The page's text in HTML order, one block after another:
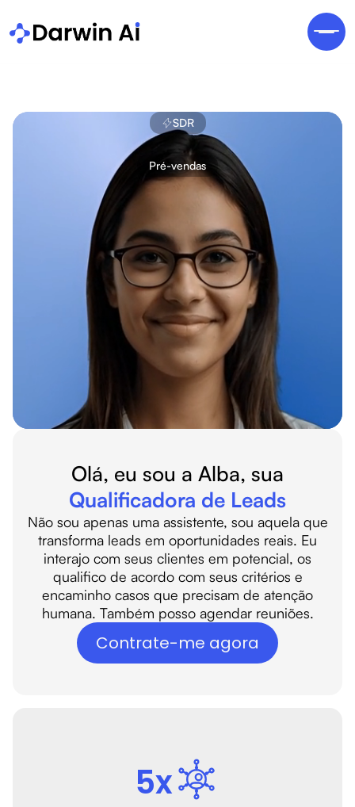
Pré-vendas
SDR
Olá, eu sou a Alba, sua
Qualificadora de Leads
Não sou apenas uma assistente, sou aquela que
transforma leads em oportunidades reais. Eu
interajo com seus clientes em potencial, os
qualifico de acordo com seus critérios e
encaminho casos que precisam de atenção
humana. Também posso agendar reuniões.
Contrate-me agora
5x